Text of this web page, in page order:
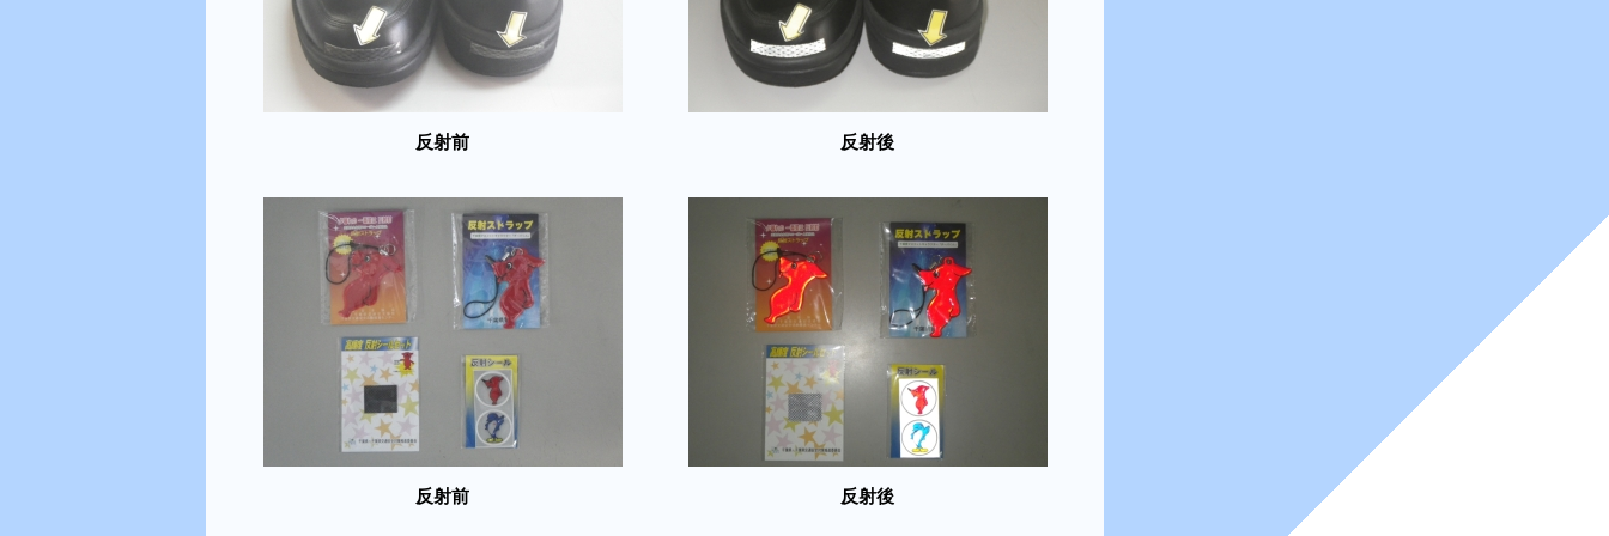
反射前 反射後
反射前 反射後